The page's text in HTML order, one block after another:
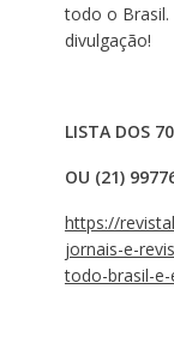
todo o Brasil.
divulgação!
LISTA DOS
OU (21)
https://
jornais-e-
todo-brasil-